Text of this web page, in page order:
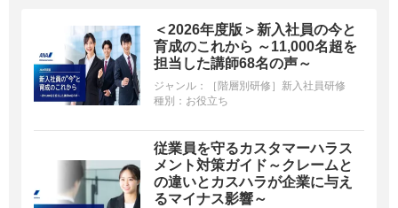
＜2026年度版＞新入社員の今と
育成のこれから ～11,000名超を
担当した講師68名の声～
ジャンル：
［階層別研修］新入社員研修
種別： お役立ち
従業員を守るカスタマーハラス
メント対策ガイド～クレームと
の違いとカスハラが企業に与え
るマイナス影響～